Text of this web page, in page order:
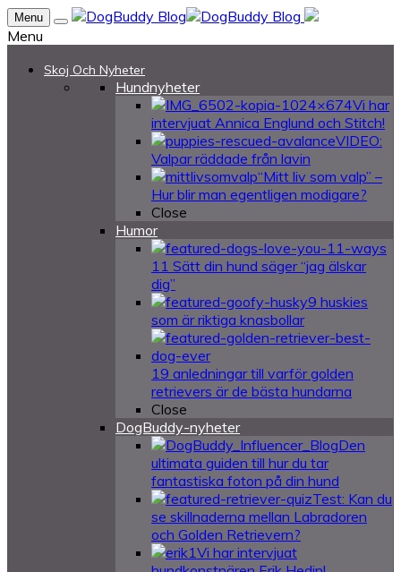
Menu
Menu
Skoj Och Nyheter
Hundnyheter
Vi har
intervjuat Annica Englund och Stitch!
VIDEO:
Valpar räddade från lavin
“Mitt liv som valp” –
Hur blir man egentligen modigare?
Close
Humor
11 Sätt din hund säger “jag älskar
dig”
9 huskies
som är riktiga knasbollar
19 anledningar till varför golden
retrievers är de bästa hundarna
Close
DogBuddy-nyheter
Den
ultimata guiden till hur du tar
fantastiska foton på din hund
Test: Kan du
se skillnaderna mellan Labradoren
och Golden Retrievern?
Vi har intervjuat